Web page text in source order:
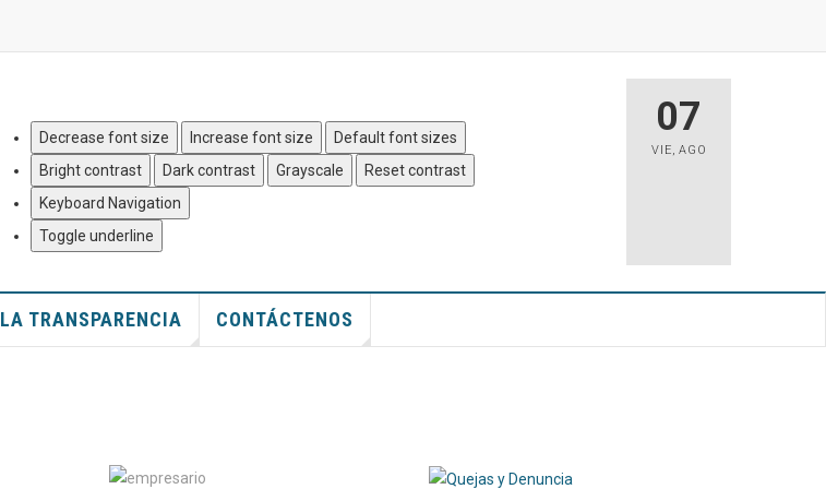
Decrease font size Increase font size
Default font sizes
Bright contrast
Dark contrast Grayscale
Reset contrast
Keyboard Navigation
Toggle underline
07
VIE, AGO
LA TRANSPARENCIA CONTÁCTENOS